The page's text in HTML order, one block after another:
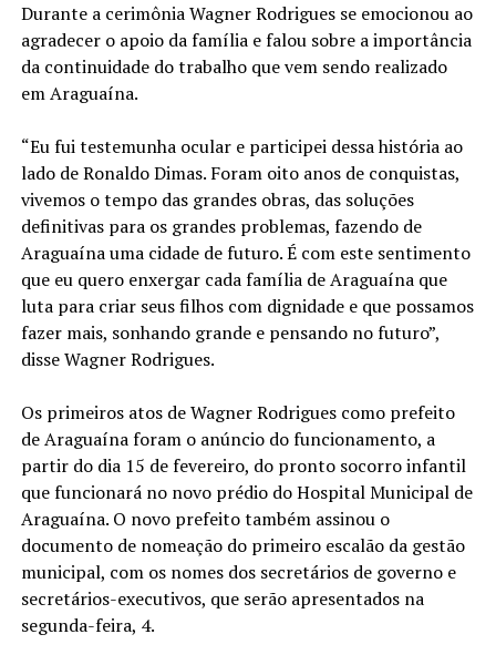
Durante a cerimônia Wagner Rodrigues se emocionou ao
agradecer o apoio da família e falou sobre a importância
da continuidade do trabalho que vem sendo realizado
em Araguaína.
“Eu fui testemunha ocular e participei dessa história ao
lado de Ronaldo Dimas. Foram oito anos de conquistas,
vivemos o tempo das grandes obras, das soluções
definitivas para os grandes problemas, fazendo de
Araguaína uma cidade de futuro. É com este sentimento
que eu quero enxergar cada família de Araguaína que
luta para criar seus filhos com dignidade e que possamos
fazer mais, sonhando grande e pensando no futuro”,
disse Wagner Rodrigues.
Os primeiros atos de Wagner Rodrigues como prefeito
de Araguaína foram o anúncio do funcionamento, a
partir do dia 15 de fevereiro, do pronto socorro infantil
que funcionará no novo prédio do Hospital Municipal de
Araguaína. O novo prefeito também assinou o
documento de nomeação do primeiro escalão da gestão
municipal, com os nomes dos secretários de governo e
secretários-executivos, que serão apresentados na
segunda-feira, 4.